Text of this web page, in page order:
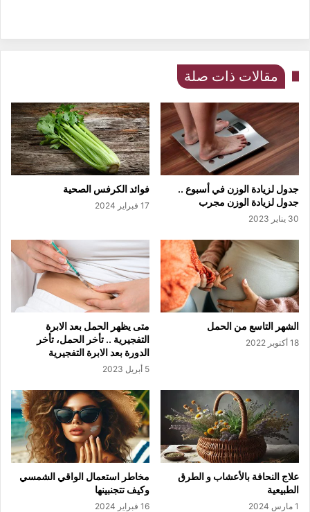
مقالات ذات صلة
جدول لزيادة الوزن في أسبوع ..
جدول لزيادة الوزن مجرب
30 يناير 2023
فوائد الكرفس الصحية
17 فبراير 2024
الشهر التاسع من الحمل
18 أكتوبر 2022
متى يظهر الحمل بعد الابرة
التفجيرية .. تأخر الحمل، تأخر
الدورة بعد الابرة التفجيرية
5 أبريل 2023
علاج النحافة بالأعشاب و الطرق
الطبيعية
1 مارس 2024
مخاطر استعمال الواقي الشمسي
وكيف تتجنبينها
16 فبراير 2024